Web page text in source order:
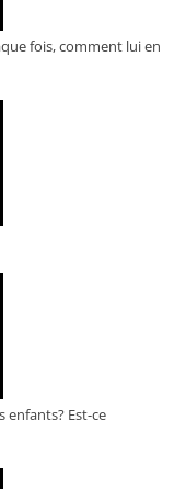
fois, comment lui en
enfants? Est-ce